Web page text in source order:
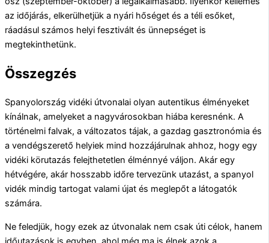
az időjárás, elkerülhetjük a nyári hőséget és a téli esőket,
ráadásul számos helyi fesztivált és ünnepséget is
megtekinthetünk.
Összegzés
Spanyolország vidéki útvonalai olyan autentikus élményeket
kínálnak, amelyeket a nagyvárosokban hiába keresnénk. A
történelmi falvak, a változatos tájak, a gazdag gasztronómia és
a vendégszerető helyiek mind hozzájárulnak ahhoz, hogy egy
vidéki körutazás felejthetetlen élménnyé váljon. Akár egy
hétvégére, akár hosszabb időre tervezünk utazást, a spanyol
vidék mindig tartogat valami újat és meglepőt a látogatók
számára.
Ne feledjük, hogy ezek az útvonalak nem csak úti célok, hanem